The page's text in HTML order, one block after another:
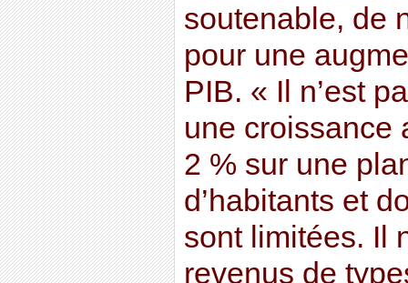
soutenable, de
pour une
PIB. « Il n’est
une croissance
2 % sur une
d’habitants et
sont limitées. Il
revenus de